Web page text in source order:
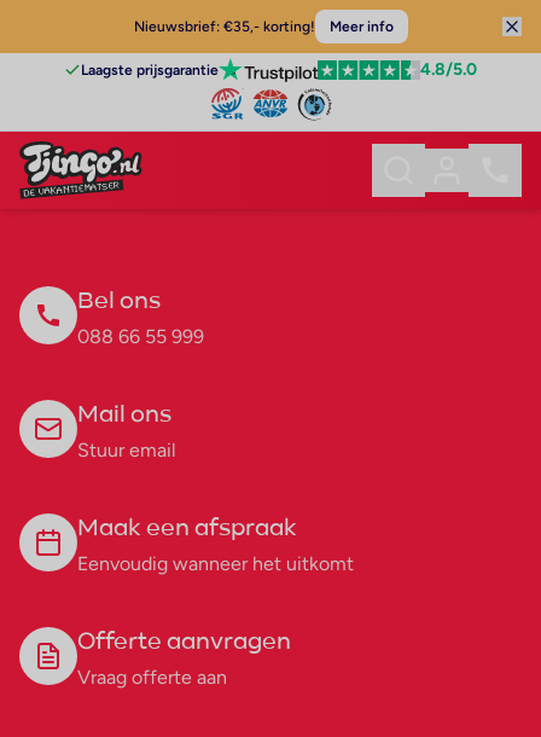
Nieuwsbrief: €35,- korting! Meer info
Laagste prijsgarantie 4.8/5.0
Bel ons
088 66 55 999
Mail ons
Stuur email
Maak een afspraak
Eenvoudig wanneer het uitkomt
Offerte aanvragen
Vraag offerte aan